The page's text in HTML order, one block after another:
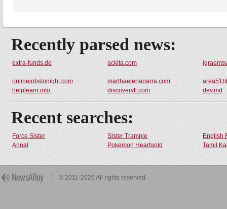
Recently parsed news:
extra-funds.de ackita.com
onlinejobstonight.com marthaelenaparra.com
helplearn.info
discoveryfl.com dev.md
Recent searches:
Force Sister Sister Trample
English
Annal
Pokemon Heartgold Tamil
© 2011-2026 All rights reserved.